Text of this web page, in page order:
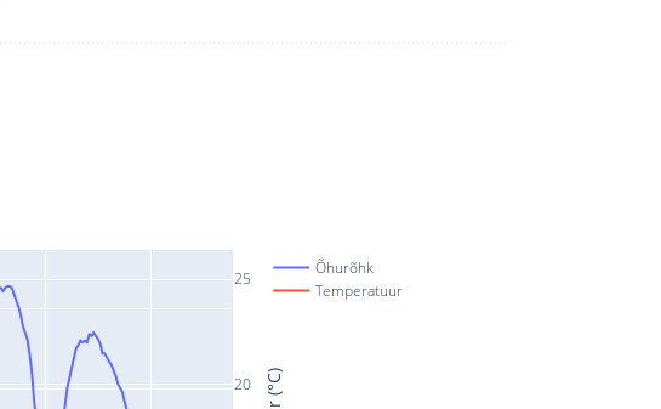
20
25
Õhurõhk
Temperatuur